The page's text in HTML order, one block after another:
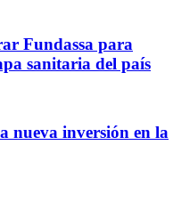
Fundassa para
sanitaria del país
nueva inversión en la